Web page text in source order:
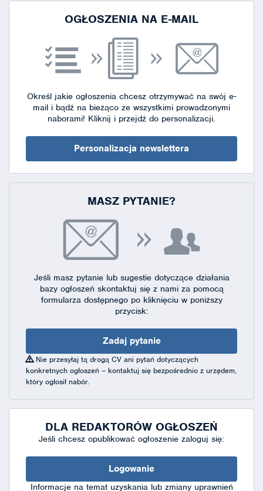
OGŁOSZENIA NA E-MAIL
Określ jakie ogłoszenia chcesz otrzymywać na swój e-
mail i bądź na bieżąco ze wszystkimi prowadzonymi
naborami! Kliknij i przejdź do personalizacji.
Personalizacja newslettera
MASZ PYTANIE?
Jeśli masz pytanie lub sugestie dotyczące działania
bazy ogłoszeń skontaktuj się z nami za pomocą
formularza dostępnegopo kliknięciu w poniższy
przycisk:
Zadaj pytanie
Nie przesyłaj tą drogą CV ani pytań dotyczących
konkretnych ogłoszeń – kontaktuj się bezpośrednio z urzędem,
który ogłosił nabór.
DLA REDAKTORÓW OGŁOSZEŃ
Jeśli chcesz opublikować ogłoszenie zaloguj się:
Logowanie
Informacje na temat uzyskania lub zmiany uprawnień